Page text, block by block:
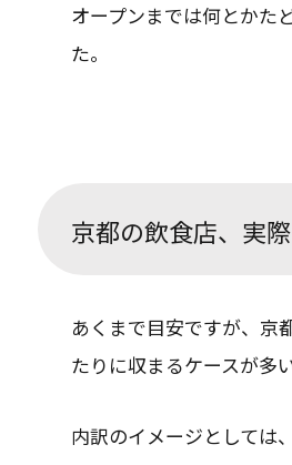
オープンまでは何とかた
た。
京都の飲食店、実
あくまで目安ですが、京
たりに収まるケースが多い
内訳のイメージとしては、